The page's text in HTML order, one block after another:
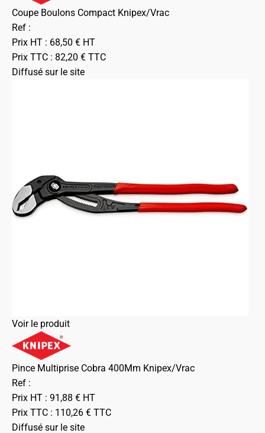
Coupe Boulons Compact Knipex/Vrac
Ref :
Prix HT : 68,50 € HT
Prix TTC : 82,20 € TTC
Diffusé sur le site
Voir le produit
Pince Multiprise Cobra 400Mm Knipex/Vrac
Ref :
Prix HT : 91,88 € HT
Prix TTC : 110,26 € TTC
Diffusé sur le site